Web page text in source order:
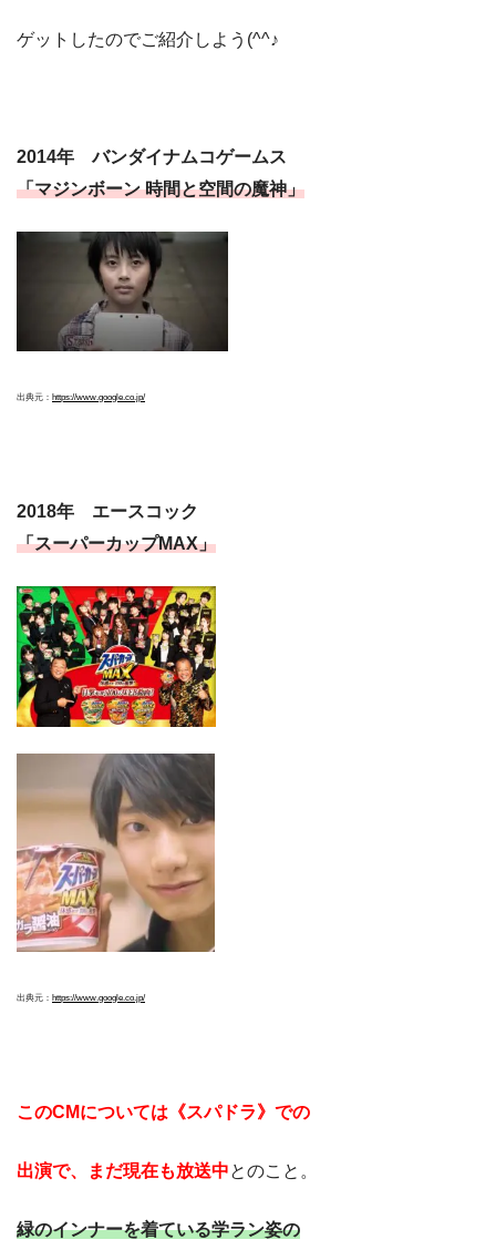
ゲットしたのでご紹介しよう(^^♪
2014年 バンダイナムコゲームス
「マジンボーン 時間と空間の魔神」
出典元： https://www.google.co.jp/
2018年 エースコック
「スーパーカップMAX」
出典元： https://www.google.co.jp/
このCMについては《スパドラ》での
出演で、まだ現在も放送中とのこと。
緑のインナーを着ている学ラン姿の